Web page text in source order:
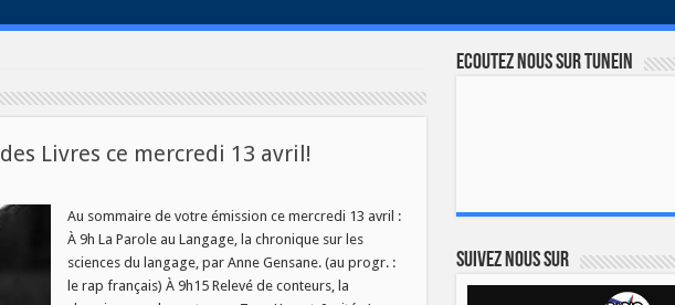
Livres ce mercredi 13 avril!
Au sommaire de votre émission ce mercredi 13 avril :
À 9h La Parole au Langage, la chronique sur les
sciences du langage, par Anne Gensane. (au progr. :
le rap français) À 9h15 Relevé de conteurs, la
Ecoutez nous sur TuneIn
Suivez nous sur